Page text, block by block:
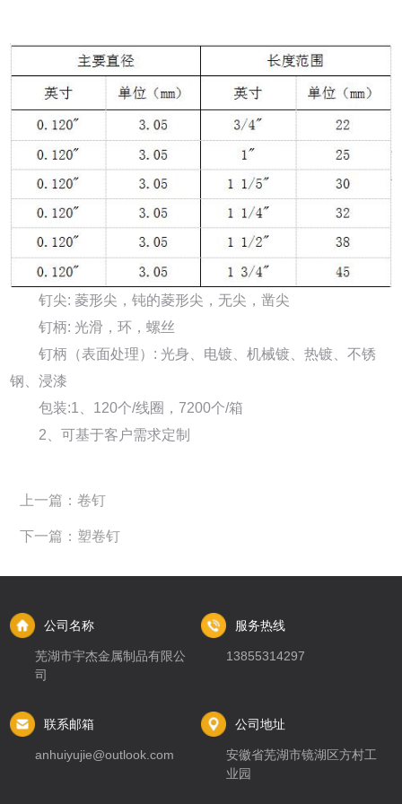
钉尖: 菱形尖，钝的菱形尖，无尖，凿尖
钉柄: 光滑，环，螺丝
钉柄（表面处理）: 光身、电镀、机械镀、热镀、不锈
钢、浸漆
包装:1、120个/线圈，7200个/箱
2、可基于客户需求定制
上一篇：卷钉
下一篇：塑卷钉
公司名称
芜湖市宇杰金属制品有限公
司
服务热线
13855314297
联系邮箱
anhuiyujie@outlook.com
公司地址
安徽省芜湖市镜湖区方村工
业园